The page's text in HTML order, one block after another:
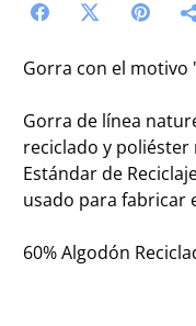
Gorra con el motivo
Gorra de línea
reciclado y poliéster
Estándar de
usado para fabricar
60% Algodón